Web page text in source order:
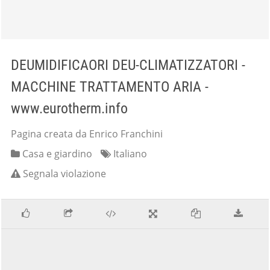
DEUMIDIFICAORI DEU-CLIMATIZZATORI -
MACCHINE TRATTAMENTO ARIA -
www.eurotherm.info
Pagina creata da Enrico Franchini
Casa e giardino
Italiano
Segnala violazione